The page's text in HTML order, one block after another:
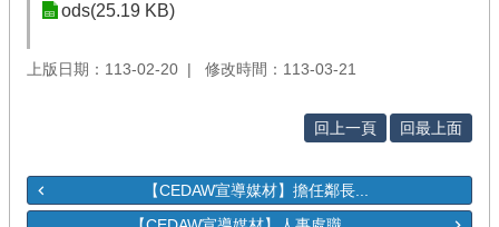
ods(25.19 KB)
上版日期：113-02-20 修改時間：113-03-21
回上一頁 回最上面
【CEDAW宣導媒材】擔任鄰長...